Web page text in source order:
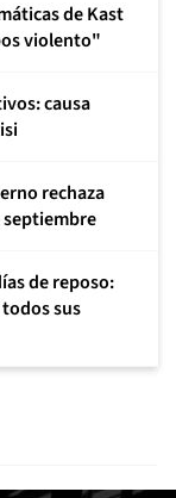
de Kast
violento"
causa
rechaza
septiembre
de reposo:
sus